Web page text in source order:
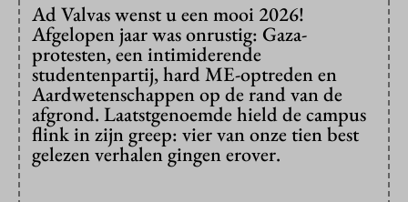
Ad Valvas wenst u een mooi 2026!
Afgelopen jaar was onrustig: Gaza-
protesten, een intimiderende
studentenpartij, hard ME-optreden en
Aardwetenschappen op de rand van de
afgrond. Laatstgenoemde hield de campus
flink in zijn greep: vier van onze tien best
gelezen verhalen gingen erover.